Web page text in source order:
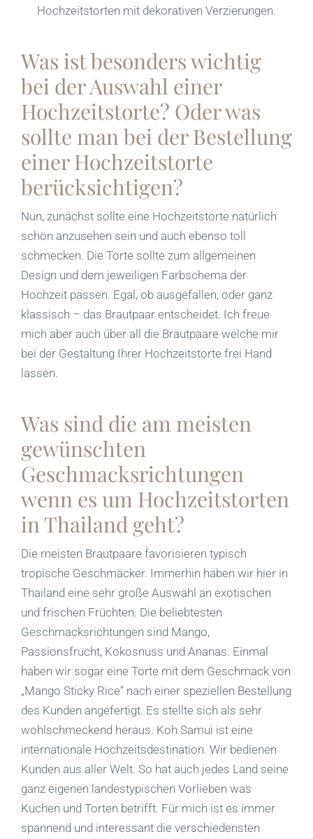
Was ist besonders wichtig
bei der Auswahl einer
Hochzeitstorte? Oder was
sollte man bei der Bestellung
einer Hochzeitstorte
berücksichtigen?
Nun, zunächst sollte eine Hochzeitstorte natürlich
schön anzusehen sein und auch ebenso toll
schmecken. Die Torte sollte zum allgemeinen
Design und dem jeweiligen Farbschema der
Hochzeit passen. Egal, ob ausgefallen, oder ganz
klassisch – das Brautpaar entscheidet. Ich freue
mich aber auch über all die Brautpaare welche mir
bei der Gestaltung Ihrer Hochzeitstorte frei Hand
lassen.
Was sind die am meisten
gewünschten
Geschmacksrichtungen
wenn es um Hochzeitstorten
in Thailand geht?
Die meisten Brautpaare favorisieren typisch
tropische Geschmäcker. Immerhin haben wir hier in
Thailand eine sehr große Auswahl an exotischen
und frischen Früchten. Die beliebtesten
Geschmacksrichtungen sind Mango,
Passionsfrucht, Kokosnuss und Ananas. Einmal
haben wir sogar eine Torte mit dem Geschmack von
„Mango Sticky Rice“ nach einer speziellen Bestellung
des Kunden angefertigt. Es stellte sich als sehr
wohlschmeckend heraus. Koh Samui ist eine
internationale Hochzeitsdestination. Wir bedienen
Kunden aus aller Welt. So hat auch jedes Land seine
ganz eigenen landestypischen Vorlieben was
Kuchen und Torten betrifft. Für mich ist es immer
spannend und interessant die verschiedensten